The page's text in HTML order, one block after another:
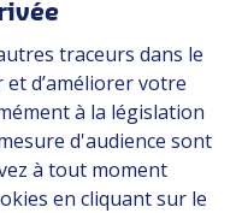
traceurs dans le
d’améliorer votre
à la législation
d'audience sont
à tout moment
en cliquant sur le